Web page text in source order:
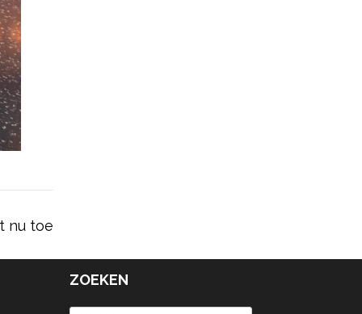
nu toe
ZOEKEN